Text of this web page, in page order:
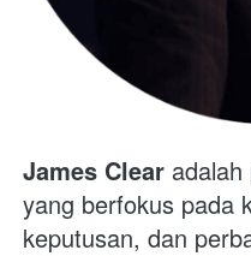
James Clear
yang berfokus pada
keputusan, dan